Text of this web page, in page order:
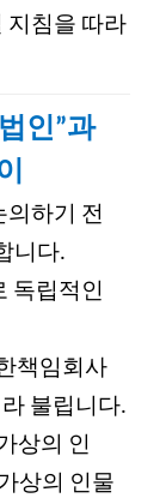
지침을 따라
인”과
의하기 전
니다.
독립적인
책임회사
불립니다.
상의 인
상의 인물